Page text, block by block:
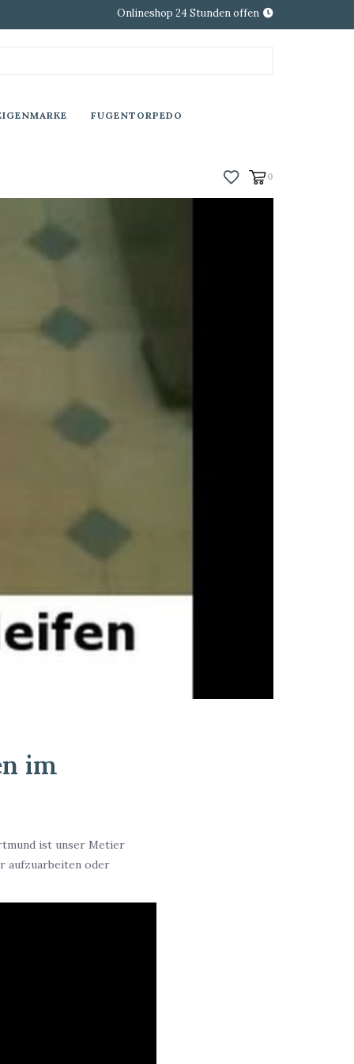
Onlineshop 24 Stunden offen
FUGENTORPEDO
0
im
ist unser Metier
aufzuarbeiten oder